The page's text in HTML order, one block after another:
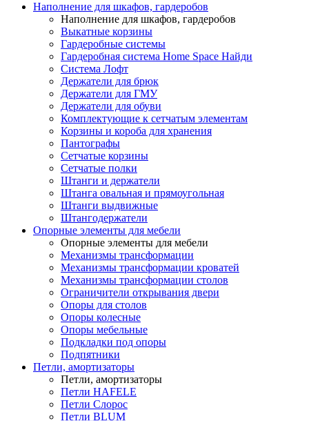
Наполнение для шкафов, гардеробов
Наполнение для шкафов, гардеробов
Выкатные корзины
Гардеробные системы
Гардеробная система Home Space Найди
Система Лофт
Держатели для брюк
Держатели для ГМУ
Держатели для обуви
Комплектующие к сетчатым элементам
Корзины и короба для хранения
Пантографы
Сетчатые корзины
Сетчатые полки
Штанги и держатели
Штанга овальная и прямоугольная
Штанги выдвижные
Штангодержатели
Опорные элементы для мебели
Опорные элементы для мебели
Механизмы трансформации
Механизмы трансформации кроватей
Механизмы трансформации столов
Ограничители открывания двери
Опоры для столов
Опоры колесные
Опоры мебельные
Подкладки под опоры
Подпятники
Петли, амортизаторы
Петли, амортизаторы
Петли HAFELE
Петли Слорос
Петли BLUM